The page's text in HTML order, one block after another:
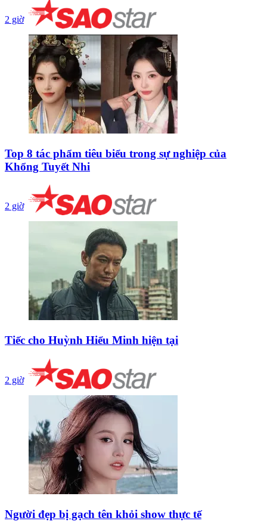
2 giờ
Top 8 tác phẩm tiêu biểu trong sự nghiệp của
Khổng Tuyết Nhi
2 giờ
Tiếc cho Huỳnh Hiểu Minh hiện tại
2 giờ
Người đẹp bị gạch tên khỏi show thực tế